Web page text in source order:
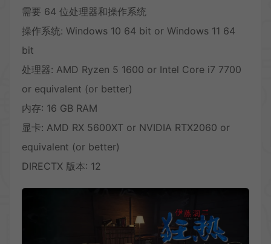
需要 64 位处理器和操作系统
操作系统: Windows 10 64 bit or Windows 11 64
bit
处理器: AMD Ryzen 5 1600 or Intel Core i7 7700
or equivalent (or better)
内存: 16 GB RAM
显卡: AMD RX 5600XT or NVIDIA RTX2060 or
equivalent (or better)
DIRECTX 版本: 12